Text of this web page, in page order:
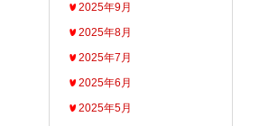
2025年9月
2025年8月
2025年7月
2025年6月
2025年5月